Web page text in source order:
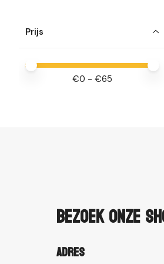
Prijs
Minimale prijswaarde
Price maximum value
€0 - €65
Bezoek onze
Adres